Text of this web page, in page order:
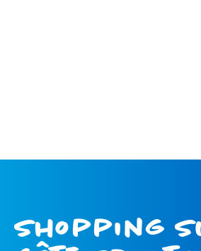
Shopping